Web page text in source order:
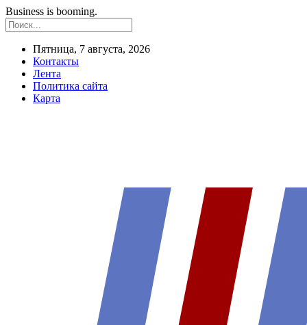
Business is booming.
Пятница, 7 августа, 2026
Контакты
Лента
Политика сайта
Карта